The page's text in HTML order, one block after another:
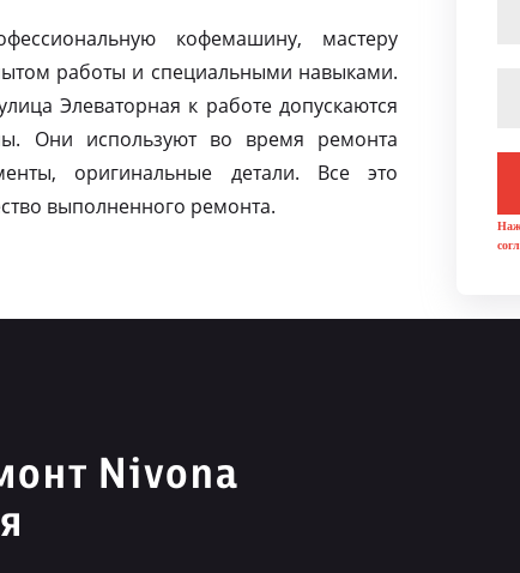
кофемашину, мастеру
работы и специальными навыками.
Элеваторная к работе допускаются
Они используют во время ремонта
оригинальные детали. Все это
выполненного ремонта.
Nivona